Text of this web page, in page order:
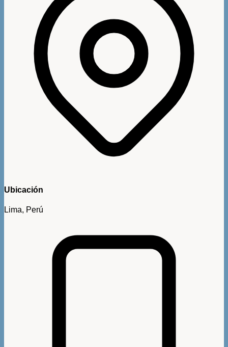
Ubicación
Lima, Perú